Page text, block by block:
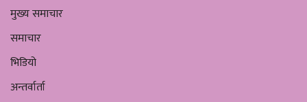
मुख्य समाचार
समाचार
भिडियो
अन्तर्वार्ता